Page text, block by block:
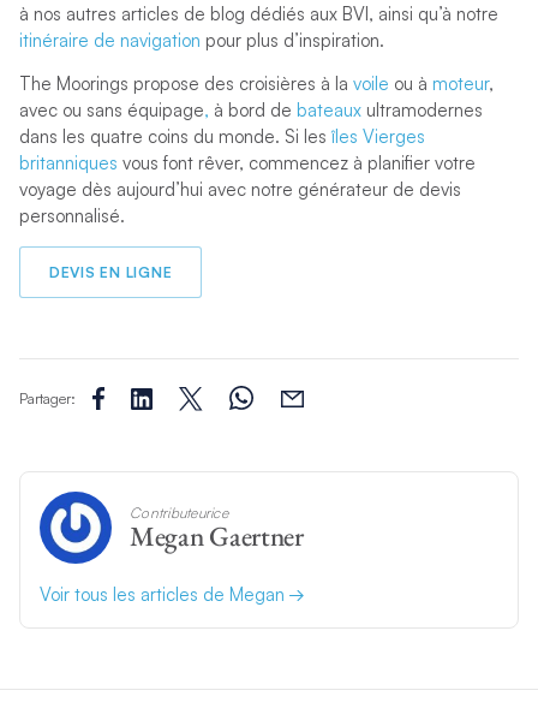
à nos autres articles de blog dédiés aux BVI, ainsi qu’à notre
itinéraire de navigation pour plus d’inspiration.
The Moorings propose des croisières à la voile ou à moteur,
avec ou sans équipage, à bord de bateauxultramodernes
dans les quatre coins du monde. Si lesîles Vierges
britanniques vous font rêver, commencez à planifier votre
voyage dès aujourd’hui avec notre générateur de devis
personnalisé.
DEVIS EN LIGNE
Partager:
Contributeurice
Megan Gaertner
Voir tous les articles de Megan